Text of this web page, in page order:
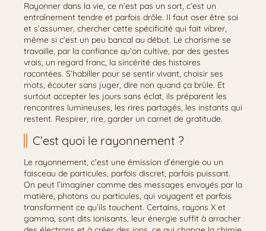
Rayonner dans la vie, ce n’est pas un sort, c’est un
entraînement tendre et parfois drôle. Il faut oser être soi
et s’assumer, chercher cette spécificité qui fait vibrer,
même si c’est un peu bancal au début. Le charisme se
travaille, par la confiance qu’on cultive, par des gestes
vrais, un regard franc, la sincérité des histoires
racontées. S’habiller pour se sentir vivant, choisir ses
mots, écouter sans juger, dire non quand ça brûle. Et
surtout accepter les jours sans éclat, ils préparent les
rencontres lumineuses, les rires partagés, les instants qui
restent. Respirer, rire, garder un carnet de gratitude.
C’est quoi le rayonnement ?
Le rayonnement, c’est une émission d’énergie ou un
faisceau de particules, parfois discret, parfois puissant.
On peut l’imaginer comme des messages envoyés par la
matière, photons ou particules, qui voyagent et parfois
transforment ce qu’ils touchent. Certains, rayons X et
gamma, sont dits ionisants, leur énergie suffit à arracher